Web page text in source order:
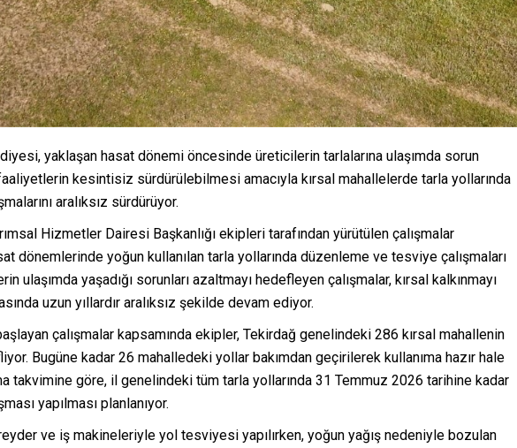
yaklaşan hasat dönemi öncesinde üreticilerin tarlalarına ulaşımda sorun
kesintisiz sürdürülebilmesi amacıyla kırsal mahallelerde tarla yollarında
aralıksız sürdürüyor.
Hizmetler Dairesi Başkanlığı ekipleri tarafından yürütülen çalışmalar
dönemlerinde yoğun kullanılan tarla yollarında düzenleme ve tesviye çalışmaları
ulaşımda yaşadığı sorunları azaltmayı hedefleyen çalışmalar, kırsal kalkınmayı
uzun yıllardır aralıksız şekilde devam ediyor.
çalışmalar kapsamında ekipler, Tekirdağ genelindeki 286 kırsal mahallenin
Bugüne kadar 26 mahalledeki yollar bakımdan geçirilerek kullanıma hazır hale
takvimine göre, il genelindeki tüm tarla yollarında 31 Temmuz 2026 tarihine kadar
yapılması planlanıyor.
ve iş makineleriyle yol tesviyesi yapılırken, yoğun yağış nedeniyle bozulan